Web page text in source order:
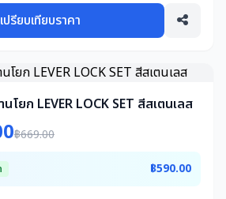
เปรียบเทียบราคา
โยก LEVER LOCK SET สีสเตนเลส
฿669.00
฿590.00